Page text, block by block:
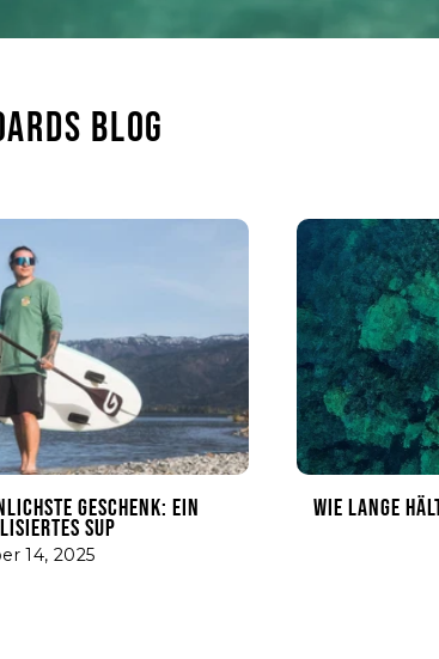
BLOG
GESCHENK: EIN P
SUP
14, 2025
WIE LANGE